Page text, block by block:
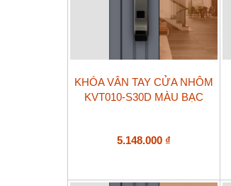
KHÓA VÂN TAY CỬA NHÔM
KVT010-S30D MÀU BẠC
5.148.000 ₫